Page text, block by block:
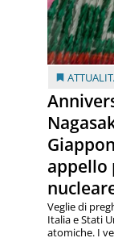
appello
Veglie di
Italia e Stati
atomiche. I